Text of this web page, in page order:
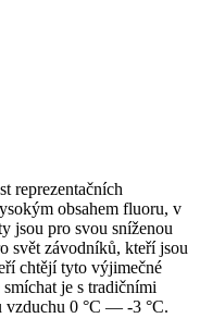
reprezentačních
obsahem fluoru, v
jsou pro svou sníženou
svět závodníků, kteří jsou
chtějí tyto výjimečné
je s tradičními
vzduchu 0 °C — -3 °C.